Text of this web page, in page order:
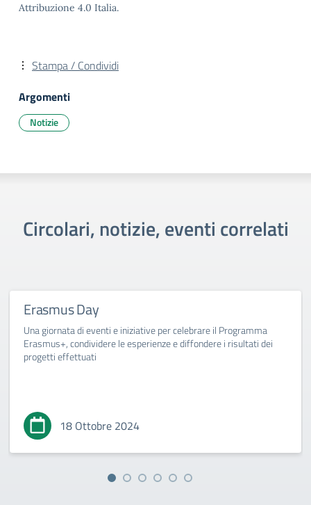
Attribuzione 4.0 Italia.
Stampa / Condividi
Argomenti
Notizie
Circolari, notizie, eventi correlati
Erasmus Day
Una giornata di eventi e iniziative per celebrare il Programma
Erasmus+, condividere le esperienze e diffondere i risultati dei
progetti effettuati
18 Ottobre 2024